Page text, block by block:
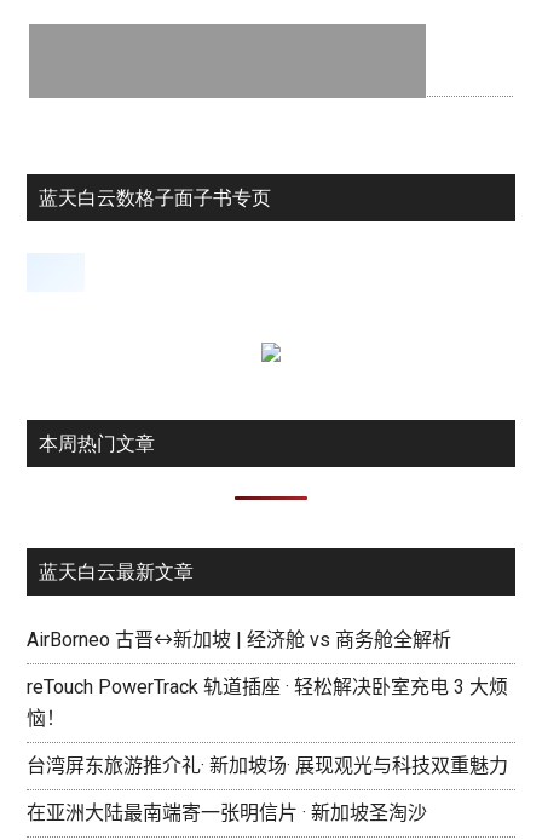
蓝天白云数格子面子书专页
本周热门文章
蓝天白云最新文章
AirBorneo 古晋↔新加坡 | 经济舱 vs 商务舱全解析
reTouch PowerTrack 轨道插座 · 轻松解决卧室充电 3 大烦
恼！
台湾屏东旅游推介礼· 新加坡场· 展现观光与科技双重魅力
在亚洲大陆最南端寄一张明信片 · 新加坡圣淘沙